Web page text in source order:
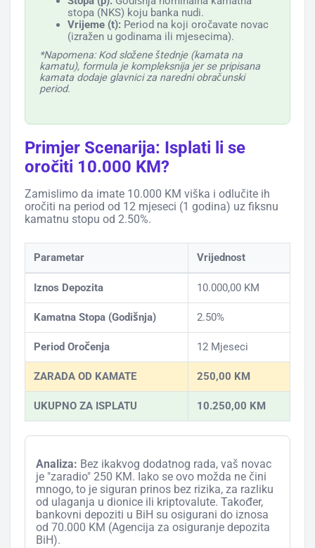
stopa (NKS) koju banka nudi.
Vrijeme (t): Period na koji oročavate novac
(izražen u godinama ili mjesecima).
*Napomena: Kod složene štednje (kamata na
kamatu), formula je kompleksnija jer se pripisana
kamata dodaje glavnici za naredni obračunski
period.
Primjer Scenarija: Isplati li se
oročiti 10.000 KM?
Zamislimo da imate 10.000 KM viška i odlučite ih
oročiti na period od 12 mjeseci (1 godina) uz fiksnu
kamatnu stopu od 2.50%.
Parametar Vrijednost
Iznos Depozita 10.000,00 KM
Kamatna Stopa (Godišnja) 2.50%
Period Oročenja 12 Mjeseci
ZARADA OD KAMATE 250,00 KM
UKUPNO ZA ISPLATU 10.250,00 KM
Analiza: Bez ikakvog dodatnog rada, vaš novac
je "zaradio" 250 KM. Iako se ovo možda ne čini
mnogo, to je siguran prinos bez rizika, za razliku
od ulaganja u dionice ili kriptovalute. Također,
bankovni depoziti u BiH su osigurani do iznosa
od 70.000 KM (Agencija za osiguranje depozita
BiH).